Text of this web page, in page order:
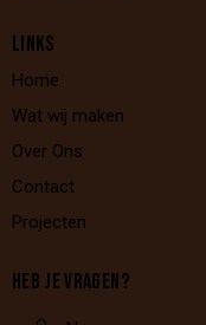
LINKS
Home
Wat wij maken
Over Ons
Contact
Projecten
HEB JE VRAGEN?